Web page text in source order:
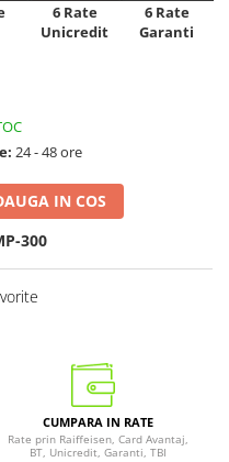
6 Rate
Unicredit
6 Rate
Garanti
24 - 48 ore
IN COS
300
CUMPARA IN RATE
Rate prin Raiffeisen, Card Avantaj,
BT, Unicredit, Garanti, TBI